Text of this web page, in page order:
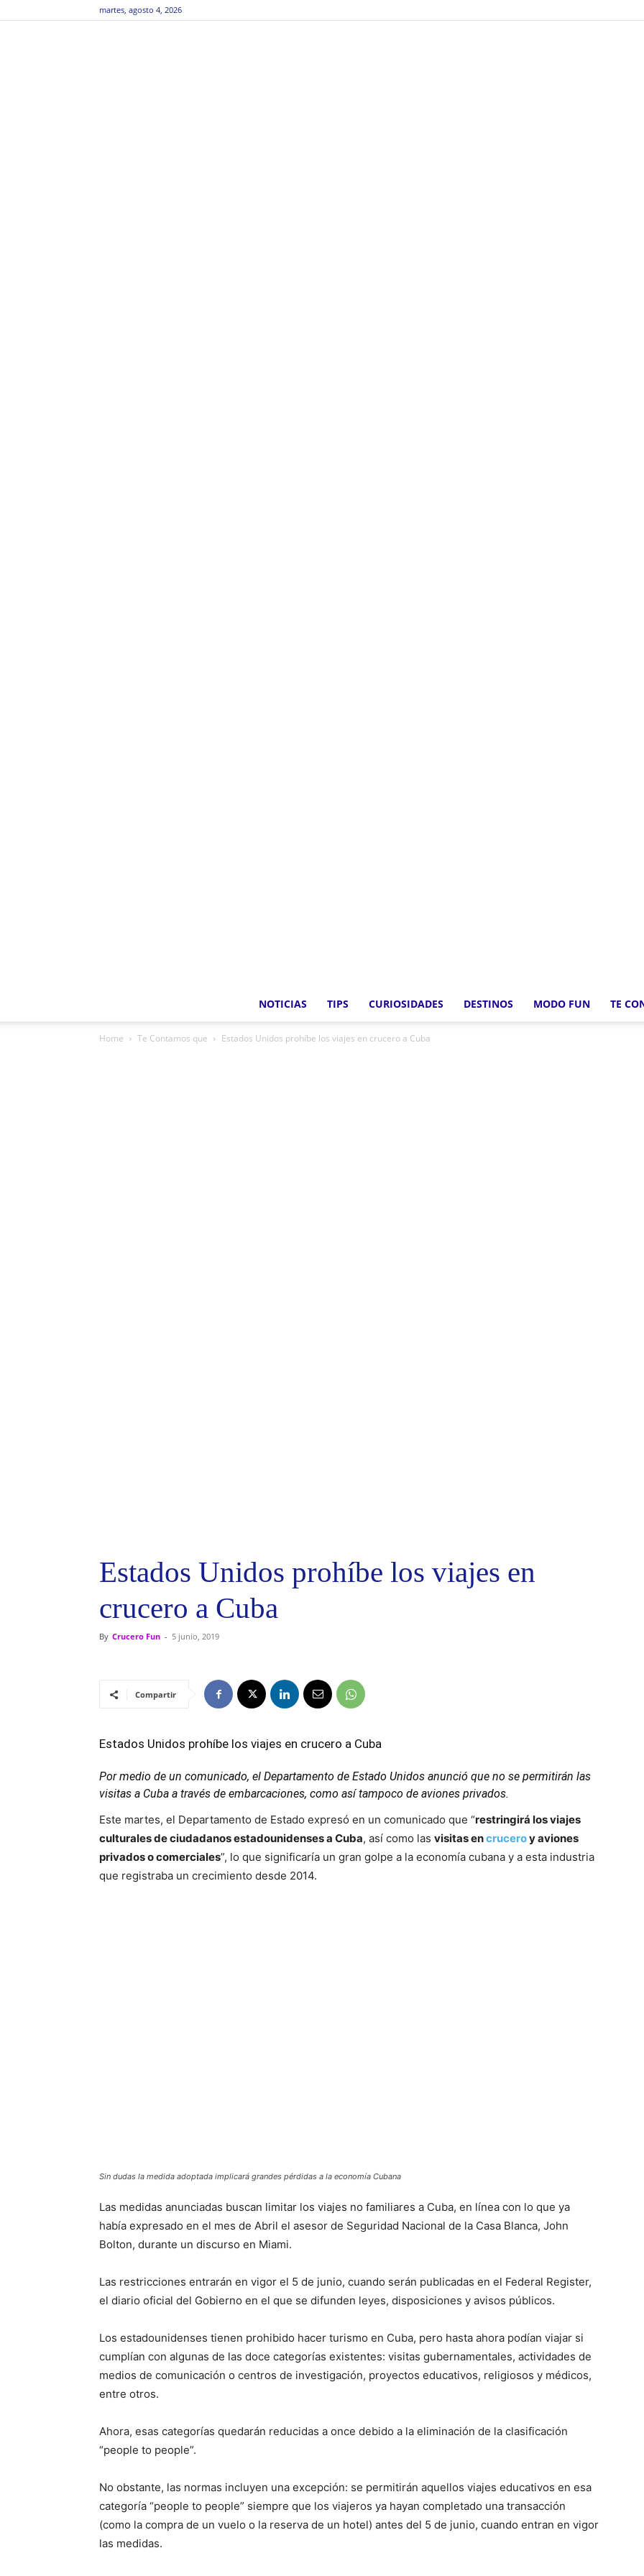
martes, agosto 4, 2026
NOTICIAS TIPS CURIOSIDADES DESTINOS MODO FUN TE
Home Te Contamos que Estados Unidos prohíbe los viajes en crucero a Cuba
Estados Unidos prohíbe los viajes en
crucero a Cuba
By Crucero Fun - 5 junio, 2019
Compartir
Estados Unidos prohíbe los viajes en crucero a Cuba
Por medio de un comunicado, el Departamento de Estado Unidos anunció que no se permitirán las
visitas a Cuba a través de embarcaciones, como así tampoco de aviones privados.
Este martes, el Departamento de Estado expresó en un comunicado que “restringirá los viajes
culturales de ciudadanos estadounidenses a Cuba, así como las visitas encruceroy aviones
privados o comerciales”, lo que significaría un gran golpe a la economía cubana y a esta industria
que registraba un crecimiento desde 2014.
Sin dudas la medida adoptada implicará grandes pérdidas a la economía Cubana
Las medidas anunciadas buscan limitar los viajes no familiares a Cuba, en línea con lo que ya
había expresado en el mes de Abril el asesor de Seguridad Nacional de la Casa Blanca, John
Bolton, durante un discurso en Miami.
Las restricciones entrarán en vigor el 5 de junio, cuando serán publicadas en el Federal Register,
el diario oficial del Gobierno en el que se difunden leyes, disposiciones y avisos públicos.
Los estadounidenses tienen prohibido hacer turismo en Cuba, pero hasta ahora podían viajar si
cumplían con algunas de las doce categorías existentes: visitas gubernamentales, actividades de
medios de comunicación o centros de investigación, proyectos educativos, religiosos y médicos,
entre otros.
Ahora, esas categorías quedarán reducidas a once debido a la eliminación de la clasificación
“people to people”.
No obstante, las normas incluyen una excepción: se permitirán aquellos viajes educativos en esa
categoría “people to people” siempre que los viajeros ya hayan completado una transacción
(como la compra de un vuelo o la reserva de un hotel) antes del 5 de junio, cuando entran en vigor
las medidas.